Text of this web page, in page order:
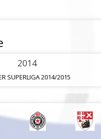
2014
SUPERLIGA 2014/2015